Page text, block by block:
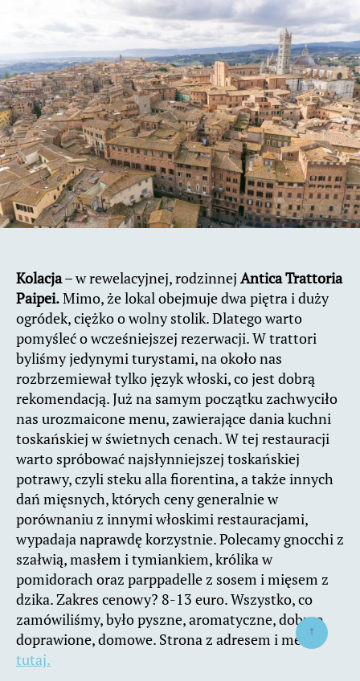
Kolacja– w rewelacyjnej, rodzinnej Antica Trattoria
Paipei.Mimo, że lokal obejmuje dwa piętra i duży
ogródek, ciężko o wolny stolik. Dlatego warto
pomyśleć o wcześniejszej rezerwacji. W trattori
byliśmy jedynymi turystami, na około nas
rozbrzemiewał tylko język włoski, co jest dobrą
rekomendacją. Już na samym początku zachwyciło
nas urozmaicone menu, zawierające dania kuchni
toskańskiej w świetnych cenach. W tej restauracji
warto spróbować najsłynniejszej toskańskiej
potrawy, czyli steku alla fiorentina, a także innych
dań mięsnych, których ceny generalnie w
porównaniu z innymi włoskimi restauracjami,
wypadaja naprawdę korzystnie. Polecamy gnocchi z
szałwią, masłem i tymiankiem, królika w
pomidorach oraz parppadelle z sosem i mięsem z
dzika. Zakres cenowy? 8-13 euro. Wszystko, co
zamówiliśmy, było pyszne, aromatyczne, dobrze
doprawione, domowe. Strona z adresem i menu
tutaj.
↑